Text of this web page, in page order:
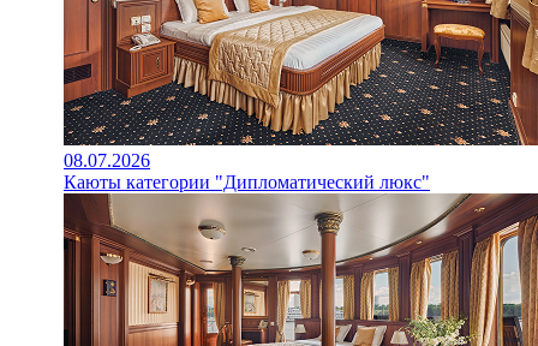
08.07.2026
Каюты категории "Дипломатический люкс"